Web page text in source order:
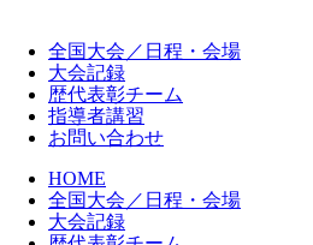
全国大会 ／日程・会場
大会記録
歴代表彰チーム
指導者講習
お問い合わせ
HOME
全国大会／日程・会場
大会記録